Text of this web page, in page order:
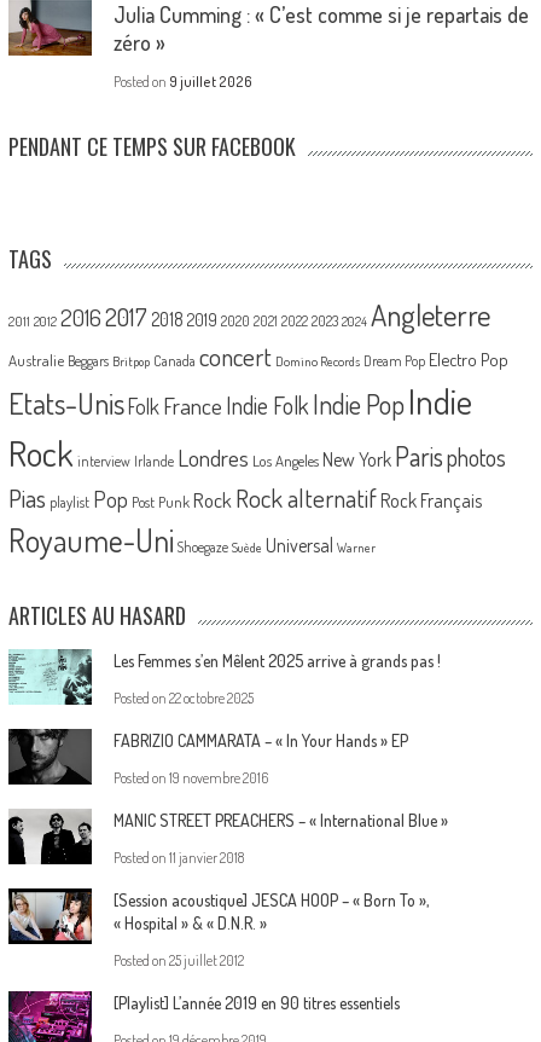
Julia Cumming : « C’est comme si je repartais de
zéro »
Posted on 9 juillet 2026
PENDANT CE TEMPS SUR FACEBOOK
TAGS
2011 2012 20162017 2018 2019 2020 2021 2022 2023 2024 Angleterre
Australie Beggars Britpop Canada concert Domino Records Dream Pop Electro Pop
Etats-UnisFolk France Indie FolkIndie PopIndie
Rock interview Irlande Londres Los Angeles New York Parisphotos
Pias playlist Pop Post Punk Rock Rock alternatif Rock Français
Royaume-Uni Shoegaze Suède Universal Warner
ARTICLES AU HASARD
Les Femmes s’en Mêlent 2025 arrive à grands pas !
Posted on 22 octobre 2025
FABRIZIO CAMMARATA – « In Your Hands » EP
Posted on 19 novembre 2016
MANIC STREET PREACHERS – « International Blue »
Posted on 11 janvier 2018
[Session acoustique] JESCA HOOP – « Born To »,
« Hospital » & « D.N.R. »
Posted on 25 juillet 2012
[Playlist] L’année 2019 en 90 titres essentiels